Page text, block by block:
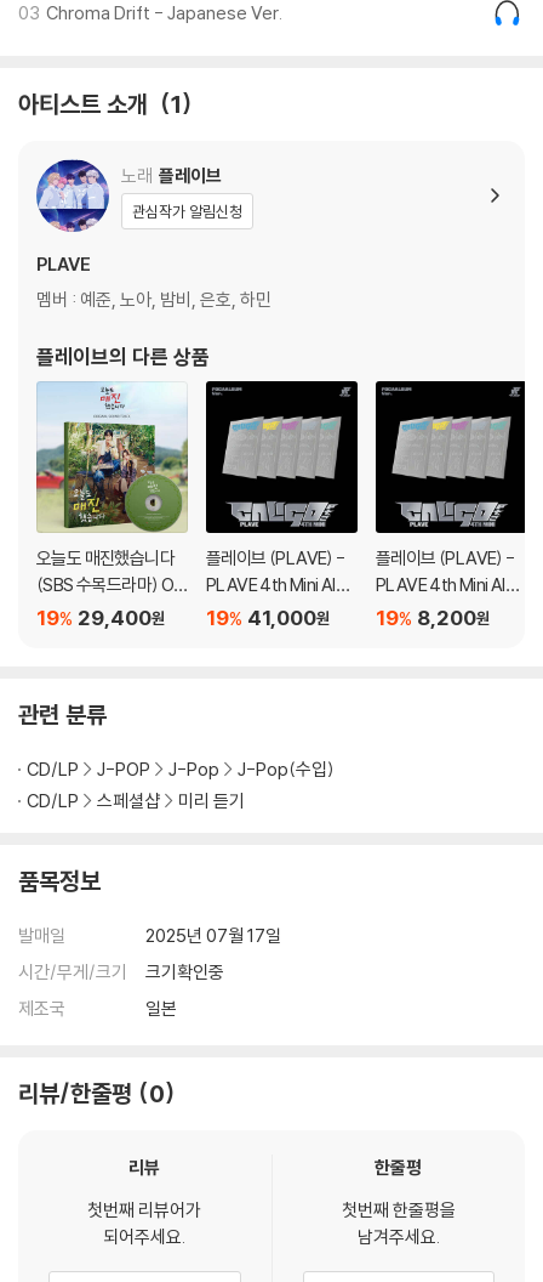
03 Chroma Drift - Japanese Ver.
아티스트 소개 1
노래 플레이브
관심작가 알림신청
PLAVE
멤버 : 예준, 노아, 밤비, 은호, 하민
플레이브의 다른 상품
오늘도 매진했습니다
(SBS 수목드라마) OS
T
29,400원
19%
플레이브 (PLAVE) -
PLAVE 4th Mini Albu
m 'Caligo Pt.2' [POC
41,000원
19%
플레이브 (PLAVE) -
PLAVE 4th Mini Albu
m 'Caligo Pt.2' [POC
8,200원
19%
관련 분류
CD/LP J-POP J-Pop
J-Pop(수입)
CD/LP
스페셜샵 미리 듣기
품목정보
발매일
2025년 07월 17일
시간/무게/크기
크기확인중
제조국
일본
리뷰/한줄평 0
리뷰
첫번째 리뷰어가
되어주세요.
한줄평
첫번째 한줄평을
남겨주세요.